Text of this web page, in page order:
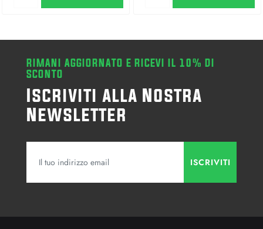
RIMANI AGGIORNATO E RICEVI IL 10% DI
SCONTO
Iscriviti alla Nostra
Newsletter